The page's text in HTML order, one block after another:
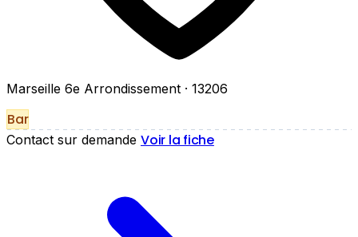
Marseille 6e Arrondissement · 13206
Bar
Contact sur demande Voir la fiche